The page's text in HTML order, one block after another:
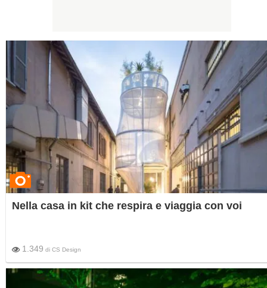
Nella casa in kit che respira e viaggia con voi
1.349 di CS Design